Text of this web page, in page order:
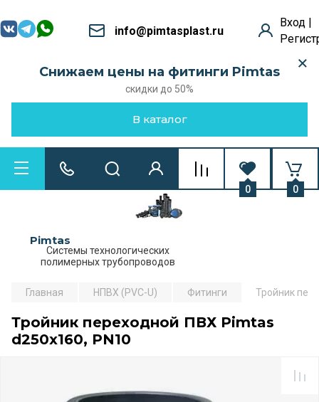
info@pimtasplast.ru
Вход |
Снижаем цены на фитинги Pimtas
скидки до 50%
В каталог
Pimtas
Системы технологических
полимерных трубопроводов
0 0
Главная НПВХ (PVC-U) Фитинги Тройник
Тройник переходной ПВХ Pimtas
d250х160, PN10